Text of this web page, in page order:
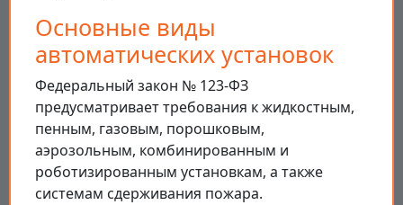
Основные виды
автоматических установок
Федеральный закон № 123-ФЗ
предусматривает требования к жидкостным,
пенным, газовым, порошковым,
аэрозольным, комбинированным и
роботизированным установкам, а также
системам сдерживания пожара.